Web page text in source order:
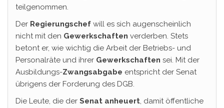
teilgenommen.
Der Regierungschef will es sich augenscheinlich
nicht mit den Gewerkschaften verderben. Stets
betont er, wie wichtig die Arbeit der Betriebs- und
Personalräte und ihrer Gewerkschaften sei. Mit der
Ausbildungs-Zwangsabgabe entspricht der Senat
übrigens der Forderung des DGB.
Die Leute, die der Senat anheuert, damit öffentliche